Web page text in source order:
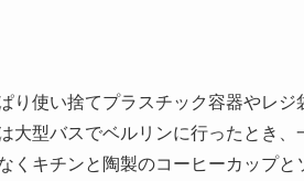
り使い捨てプラスチック容器やレジ
大型バスでベルリンに行ったとき
くキチンと陶製のコーヒーカップ